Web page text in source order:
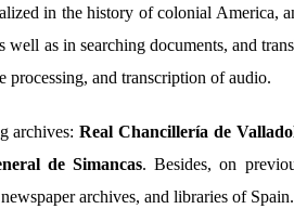
in the history of colonial America,
as in searching documents, and
and transcription of audio.
archives:Real Chancillería de
de Simancas. Besides, on
archives, and libraries of Spain.